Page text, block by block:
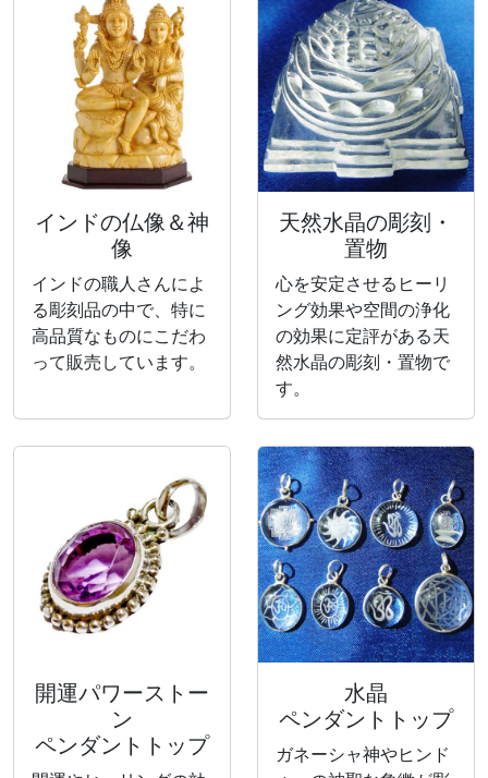
インドの仏像＆神
像
インドの職人さんによ
る彫刻品の中で、特に
高品質なものにこだわ
って販売しています。
天然水晶の彫刻・
置物
心を安定させるヒーリ
ング効果や空間の浄化
の効果に定評がある天
然水晶の彫刻・置物で
す。
開運パワーストー
ン
ペンダントトップ
水晶
ペンダントトップ
ガネーシャ神やヒンド